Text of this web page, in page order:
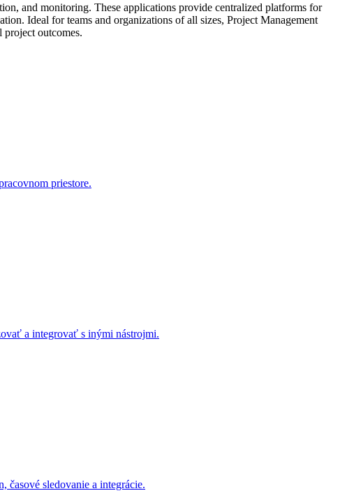
and monitoring. These applications provide centralized platforms for
Ideal for teams and organizations of all sizes, Project Management
outcomes.
priestore.
a integrovať s inými nástrojmi.
časové sledovanie a integrácie.